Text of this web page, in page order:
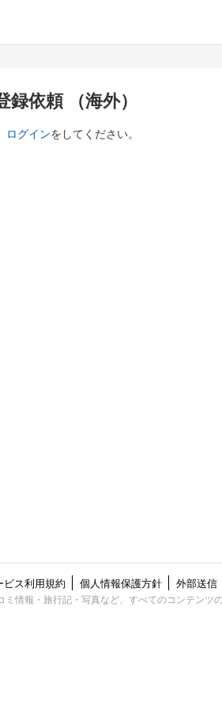
依頼 （海外）
ログインをしてください。
ス利用規約 個人情報保護方針 外部送信
情報・旅行記・写真など、すべてのコンテンツ